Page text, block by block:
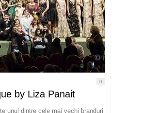
0
by Liza Panait
unul dintre cele mai vechi branduri